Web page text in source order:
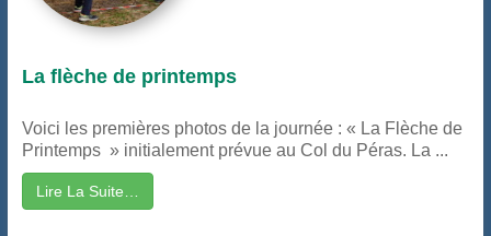
La flèche de printemps
Voici les premières photos de la journée : « La Flèche de
Printemps » initialement prévue au Col du Péras. La ...
Lire La Suite…